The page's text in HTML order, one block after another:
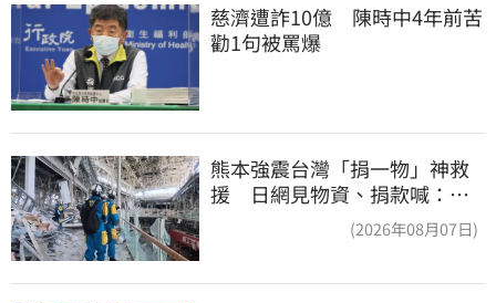
慈濟遭詐10億　陳時中4年前苦
勸1句被罵爆
熊本強震台灣「捐一物」神救
援 日網見物資、捐款喊：給
(2026年08月07日)